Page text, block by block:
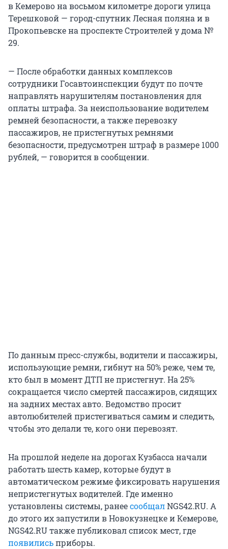
в Кемерово на восьмом километре дороги улица
Терешковой — город-спутник Лесная поляна и в
Прокопьевске на проспекте Строителей у дома №
29.
— После обработки данных комплексов
сотрудники Госавтоинспекции будут по почте
направлять нарушителям постановления для
оплаты штрафа. За неиспользование водителем
ремней безопасности, а также перевозку
пассажиров, не пристегнутых ремнями
безопасности, предусмотрен штраф в размере 1000
рублей, — говорится в сообщении.
По данным пресс-службы, водители и пассажиры,
использующие ремни, гибнут на 50% реже, чем те,
кто был в момент ДТП не пристегнут. На 25%
сокращается число смертей пассажиров, сидящих
на задних местах авто. Ведомство просит
автолюбителей пристегиваться самим и следить,
чтобы это делали те, кого они перевозят.
На прошлой неделе на дорогах Кузбасса начали
работать шесть камер, которые будут в
автоматическом режиме фиксировать нарушения
непристегнутых водителей. Где именно
установлены системы, ранеесообщалNGS42.RU. А
до этого их запустили в Новокузнецке и Кемерове,
NGS42.RU также публиковал список мест, где
появилисьприборы.